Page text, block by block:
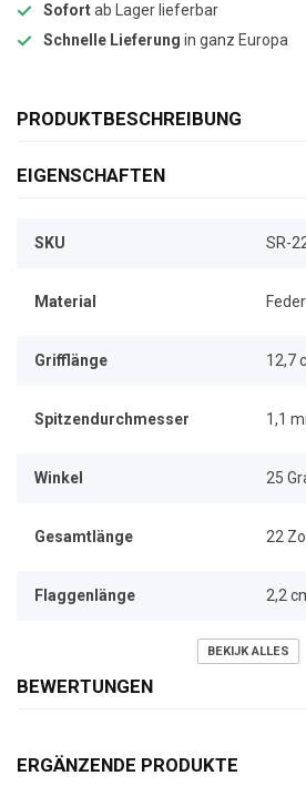
Sofortab Lager lieferbar
Schnelle Lieferung in ganz Europa
PRODUKTBESCHREIBUNG
EIGENSCHAFTEN
SKU SR-
Material
Grifflänge 12,7
Spitzendurchmesser 1,1
Winkel 25
Gesamtlänge 22
Flaggenlänge 2,2
BEKIJK ALLES
BEWERTUNGEN
ERGÄNZENDE PRODUKTE